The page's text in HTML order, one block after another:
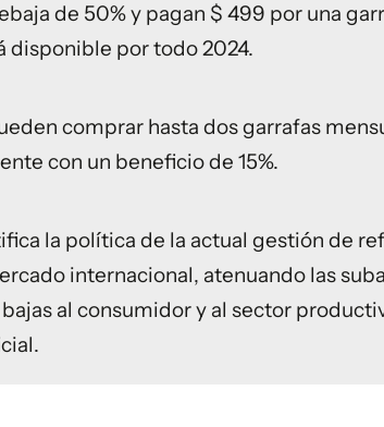
de 50% y pagan $ 499 por una
disponible por todo 2024.
comprar hasta dos garrafas
con un beneficio de 15%.
la política de la actual gestión de
internacional, atenuando las
al consumidor y al sector